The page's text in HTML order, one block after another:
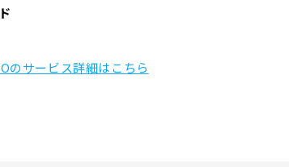
のサービス詳細はこちら